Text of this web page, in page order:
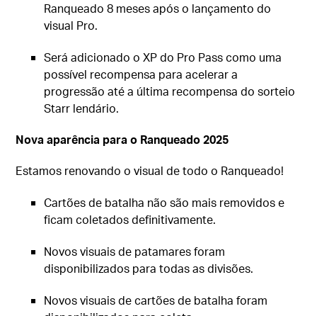
Ranqueado 8 meses após o lançamento do
visual Pro.
Será adicionado o XP do Pro Pass como uma
possível recompensa para acelerar a
progressão até a última recompensa do sorteio
Starr lendário.
Nova aparência para o Ranqueado 2025
Estamos renovando o visual de todo o Ranqueado!
Cartões de batalha não são mais removidos e
ficam coletados definitivamente.
Novos visuais de patamares foram
disponibilizados para todas as divisões.
Novos visuais de cartões de batalha foram